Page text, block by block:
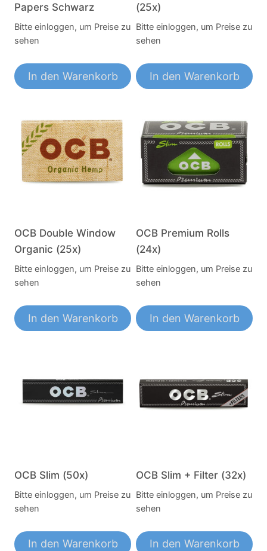
Papers Schwarz
Bitte einloggen, um Preise zu
sehen
In den Warenkorb
(25x)
Bitte einloggen, um Preise zu
sehen
In den Warenkorb
OCB Double Window
Organic (25x)
Bitte einloggen, um Preise zu
sehen
In den Warenkorb
OCB Premium Rolls
(24x)
Bitte einloggen, um Preise zu
sehen
In den Warenkorb
OCB Slim (50x)
Bitte einloggen, um Preise zu
sehen
In den Warenkorb
OCB Slim + Filter (32x)
Bitte einloggen, um Preise zu
sehen
In den Warenkorb